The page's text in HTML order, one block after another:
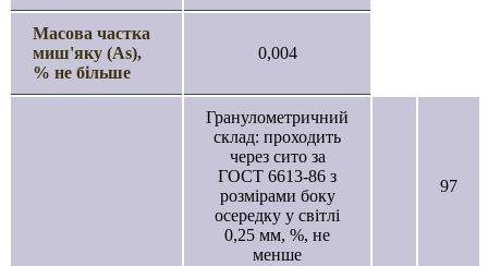
Масова частка
миш'яку (As),
% не більше
0,004
Гранулометричний
склад: проходить
через сито за
ГОСТ 6613-86 з
розмірами боку
осередку у світлі
0,25 мм, %, не
менше
97